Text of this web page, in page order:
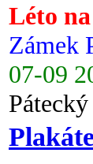
Léto
Zámek
07-09